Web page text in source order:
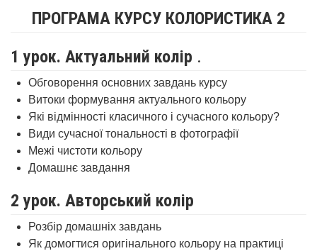
ПРОГРАМА КУРСУ КОЛОРИСТИКА 2
1 урок. Актуальний колір .
Обговорення основних завдань курсу
Витоки формування актуального кольору
Які відмінності класичного і сучасного кольору?
Види сучасної тональності в фотографії
Межі чистоти кольору
Домашнє завдання
2 урок. Авторський колір
Розбір домашніх завдань
Як домогтися оригінального кольору на практиці